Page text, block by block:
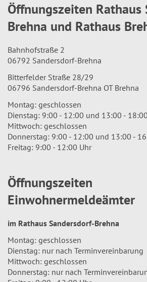
Öffnungszeiten Rathaus
Brehna und Rathaus
Bahnhofstraße 2
06792 Sandersdorf-Brehna
Bitterfelder Straße 28/29
06796 Sandersdorf-Brehna OT Brehna
Montag: geschlossen
Dienstag: 9:00 - 12:00 und 13:00 -
Mittwoch: geschlossen
Donnerstag: 9:00 - 12:00 und 13:00 -
Freitag: 9:00 - 12:00 Uhr
Öffnungszeiten
Einwohnermeldeämter
im Rathaus Sandersdorf-Brehna
Montag: geschlossen
Dienstag: nur nach Terminvereinbarung
Mittwoch: geschlossen
Donnerstag: nur nach